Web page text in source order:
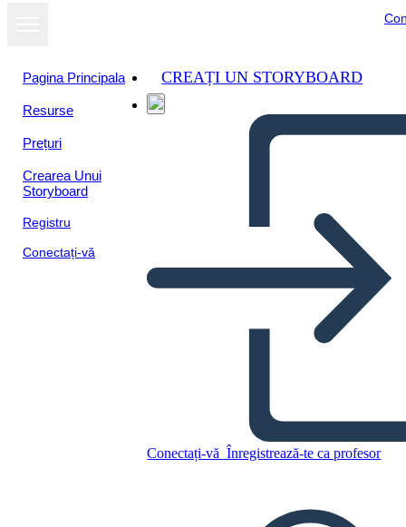
Pagina Principala
Resurse
Prețuri
Crearea Unui
Storyboard
Registru
Conectați-vă
CREAȚI UN STORYBOARD
Conectați-vă Înregistrează-te ca profesor
Personaggi
CREAȚI UN STORYBOARD